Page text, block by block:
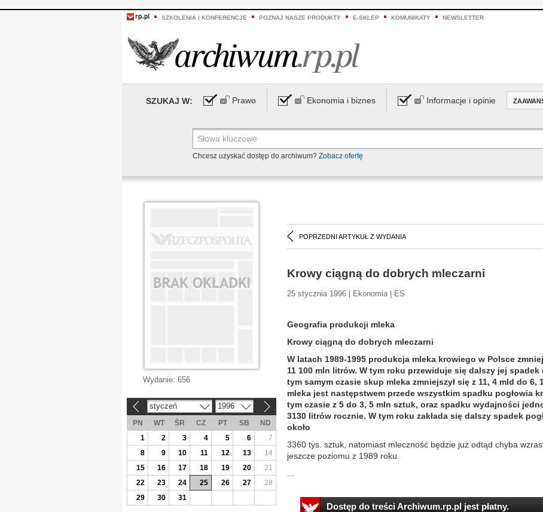
SZKOLENIA I KONFERENCJE POZNAJ NASZE PRODUKTY E-SKLEP KOMUNIKATY NEWSLETTER
SZUKAJ W: Prawo Ekonomia i biznes Informacje i opinie
Chcesz uzyskać dostęp do archiwum? Zobacz ofertę
POPRZEDNI ARTYKUŁ Z WYDANIA
Krowy ciągną do dobrych mleczarni
25 stycznia 1996 | Ekonomia | ES
Geografia produkcji mleka
Krowy ciągną do dobrych mleczarni
W latach 1989-1995 produkcja mleka krowiego w Polsce
11 100 mln litrów. W tym roku przewiduje się dalszy jej spadek
tym samym czasie skup mleka zmniejszył się z 11, 4 mld do
mleka jest następstwem przede wszystkim spadku pogłowia
tym czasie z 5 do 3, 5 mln sztuk, oraz spadku wydajności
3130 litrów rocznie. W tym roku zakłada się dalszy spadek
około
3360 tys. sztuk, natomiast mleczność będzie już odtąd chyba
jeszcze poziomu z 1989 roku.
Dostęp do treści Archiwum.rp.pl jest płatny.
Wydanie: 656
styczeń 1996
PN WT ŚR CZ PT SB
ND
1
2 3 4 5 6
7
8
9 10 11 12 13
14
15
16 17 18 19 20
21
22
23 24 25 26 27
28
29
30 31